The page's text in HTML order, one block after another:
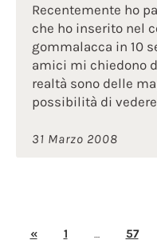
Recentemente ho
che ho inserito nel
gommalacca in 10
amici mi chiedono
realtà sono delle
possibilità di
31 Marzo 2008
« 1 57